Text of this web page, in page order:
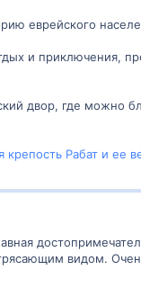
еврейского
и приключения,
двор, где можно
Рабат и ее
видом.